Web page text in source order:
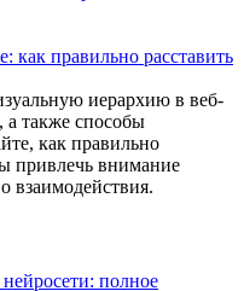
как правильно расставить
иерархию в веб-
также способы
как правильно
привлечь внимание
взаимодействия.